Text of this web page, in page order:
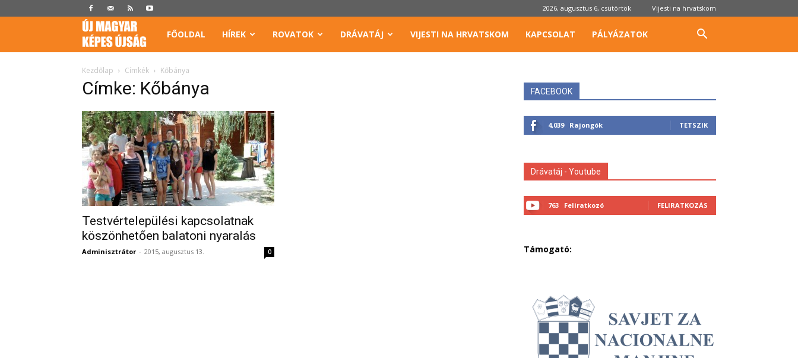
2026, augusztus 6, csütörtök Vijesti na hrvatskom
Képes
Újság
FŐOLDAL HÍREK ROVATOK DRÁVATÁJ VIJESTI NA HRVATSKOM KAPCSOLAT PÁLYÁZATOK
Kezdőlap Címkék Kőbánya
Címke: Kőbánya
Testvértelepülési kapcsolatnak
köszönhetően balatoni nyaralás
Adminisztrátor - 2015, augusztus 13. 0
FACEBOOK
4,039 Rajongók TETSZIK
Drávatáj - Youtube
763 Feliratkozó FELIRATKOZÁS
Támogató: